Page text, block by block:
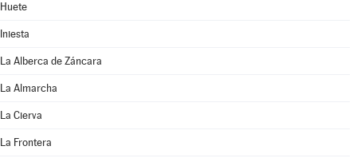
Huete
Iniesta
La Alberca de Záncara
La Almarcha
La Cierva
La Frontera